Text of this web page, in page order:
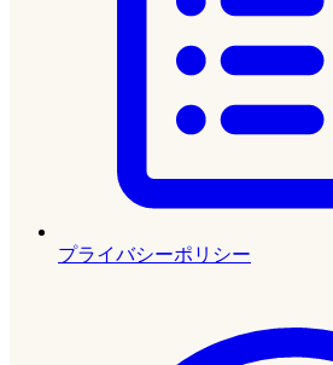
プライバシーポリシー